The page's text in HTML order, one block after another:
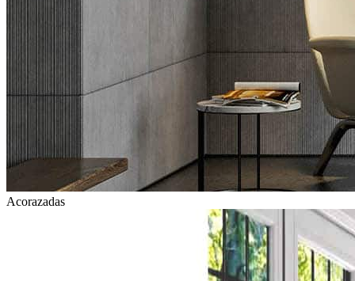
Acorazadas